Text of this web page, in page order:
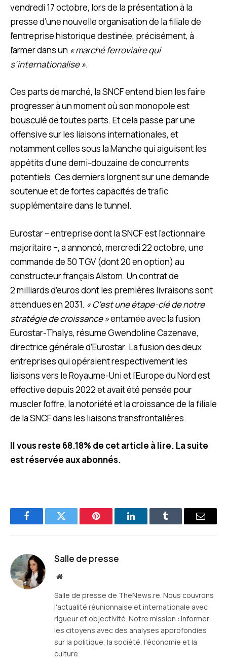
vendredi 17 octobre, lors de la présentation à la
presse d’une nouvelle organisation de la filiale de
l’entreprise historique destinée, précisément, à
l’armer dans un « marché ferroviaire qui
s’internationalise ».
Ces parts de marché, la SNCF entend bien les faire
progresser à un moment où son monopole est
bousculé de toutes parts. Et cela passe par une
offensive sur les liaisons internationales, et
notamment celles sous la Manche qui aiguisent les
appétits d’une demi-douzaine de concurrents
potentiels. Ces derniers lorgnent sur une demande
soutenue et de fortes capacités de trafic
supplémentaire dans le tunnel.
Eurostar − entreprise dont la SNCF est l’actionnaire
majoritaire −, a annoncé, mercredi 22 octobre, une
commande de 50 TGV (dont 20 en option) au
constructeur français Alstom. Un contrat de
2 milliards d’euros dont les premières livraisons sont
attendues en 2031. « C’est une étape-clé de notre
stratégie de croissance »entamée avec la fusion
Eurostar-Thalys, résume Gwendoline Cazenave,
directrice générale d’Eurostar. La fusion des deux
entreprises qui opéraient respectivement les
liaisons vers le Royaume-Uni et l’Europe du Nord est
effective depuis 2022 et avait été pensée pour
muscler l’offre, la notoriété et la croissance de la filiale
de la SNCF dans les liaisons transfrontalières.
Il vous reste 68.18% de cet article à lire. La suite
est réservée aux abonnés.
FacebookTwitter Pinterest LinkedInTumblr
E-
Salle de presse
Site
Salle de presse de TheNews.re. Nous couvrons
l'actualité réunionnaise et internationale avec
rigueur et objectivité. Notre mission : informer
les citoyens avec des analyses approfondies
sur la politique, la société, l'économie et la
culture.